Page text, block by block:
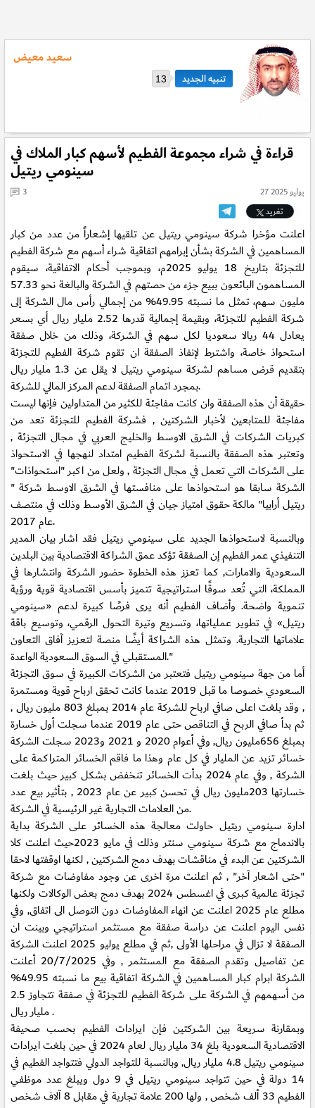
سعيد معيض
13
قراءة في شراء مجموعة الفطيم لأسهم كبار الملاك في
سينومي ريتيل
27 يوليو 2025
3
تغريد
اعلنت مؤخرا شركة سينومي ريتيل عن تلقيها إشعاراً من عدد من كبار
المساهمين في الشركة بشأن إبرامهم اتفاقية شراء أسهم مع شركة الفطيم
للتجزئة بتاريخ 18 يوليو 2025م، وبموجب أحكام الاتفاقية، سيقوم
المساهمون البائعون ببيع جزء من حصتهم في الشركة والبالغة نحو 57.33
مليون سهم، تمثل ما نسبته 49.95% من إجمالي رأس مال الشركة إلى
شركة الفطيم للتجزئة، وبقيمة إجمالية قدرها 2.52 مليار ريال أي بسعر
يعادل 44 ريالا سعوديا لكل سهم في الشركة، وذلك من خلال صفقة
استحواذ خاصة، واشترط لإنفاذ الصفقة ان تقوم شركة الفطيم للتجزئة
بتقديم قرض مساهم لشركة سينومي ريتيل لا يقل عن 1.3 مليار ريال
بمجرد اتمام الصفقة لدعم المركز المالي للشركة.
حقيقة أن هذه الصفقة وان كانت مفاجئة للكثير من المتداولين فإنها ليست
مفاجئة للمتابعين لأخبار الشركتين , فشركة الفطيم للتجزئة تعد من
كبريات الشركات في الشرق الاوسط والخليج العربي في مجال التجزئة ,
وتعتبر هذه الصفقة بالنسبة لشركة الفطيم امتداد لنهجها في الاستحواذ
على الشركات التي تعمل في مجال التجزئة , ولعل من اكبر "استحواذات"
الشركة سابقا هو استحواذها على منافستها في الشرق الاوسط شركة "
ريتيل أرابيا" مالكة حقوق امتياز جيان في الشرق الأوسط وذلك في منتصف
عام 2017.
وبالنسبة لاستحواذها الجديد على سينومي ريتيل فقد اشار بيان المدير
التنفيذي عمر الفطيم إن الصفقة تؤكد عمق الشراكة الاقتصادية بين البلدين
السعودية والامارات, كما تعزز هذه الخطوة حضور الشركة وانتشارها في
المملكة، التي تُعد سوقًا استراتيجية تتميز بأسس اقتصادية قوية ورؤية
تنموية واضحة. وأضاف الفطيم أنه يرى فرصًا كبيرة لدعم «سينومي
ريتيل» في تطوير عملياتها، وتسريع وتيرة التحول الرقمي، وتوسيع باقة
علاماتها التجارية. وتمثل هذه الشراكة أيضًا منصة لتعزيز آفاق التعاون
المستقبلي في السوق السعودية الواعدة."
أما من جهة سينومي ريتيل فتعتبر من الشركات الكبيرة في سوق التجزئة
السعودي خصوصا ما قبل 2019 عندما كانت تحقق ارباح قوية ومستمرة
, وقد بلغت اعلى صافي ارباح للشركة عام 2014 بمبلغ 803 مليون ريال ,
ثم بدأ صافي الربح في التناقص حتى عام 2019 عندما سجلت أول خسارة
بمبلغ 656مليون ريال, وفي أعوام 2020 و 2021 و2023 سجلت الشركة
خسائر تزيد عن المليار في كل عام وهذا ما فاقم الخسائر المتراكمة على
الشركة , وفي عام 2024 بدأت الخسائر تنخفض بشكل كبير حيث بلغت
خسارتها 203مليون ريال في تحسن كبير عن عام 2023 , بتأثير بيع عدد
من العلامات التجارية غير الرئيسية في الشركة.
ادارة سينومي ريتيل حاولت معالجة هذه الخسائر على الشركة بداية
بالاندماج مع شركة سينومي سنتر وذلك في مايو 2023حيث اعلنت كلا
الشركتين عن البدء في مناقشات بهدف دمج الشركتين , لكنها اوقفتها لاحقا
"حتى اشعار آخر" , ثم اعلنت مرة اخرى عن وجود مفاوضات مع شركة
تجزئة عالمية كبرى في اغسطس 2024 بهدف دمج بعض الوكالات ولكنها
مطلع عام 2025 اعلنت عن انهاء المفاوضات دون التوصل الى اتفاق, وفي
نفس اليوم اعلنت عن دراسة صفقة مع مستثمر استراتيجي وبينت ان
الصفقة لا تزال في مراحلها الأولى ,ثم في مطلع يوليو 2025 اعلنت الشركة
عن تفاصيل وتقدم الصفقة مع المستثمر , وفي 20/7/2025 أعلنت
الشركة ابرام كبار المساهمين في الشركة اتفاقية بيع ما نسبته 49.95%
من أسهمهم في الشركة على شركة الفطيم للتجزئة في صفقة تتجاوز 2.5
مليار ريال .
وبمقارنة سريعة بين الشركتين فإن ايرادات الفطيم بحسب صحيفة
الاقتصادية السعودية بلغ 34 مليار ريال لعام 2024 في حين بلغت ايرادات
سينومي ريتيل 4.8 مليار ريال, وبالنسبة للتواجد الدولي فتتواجد الفطيم في
14 دولة في حين تتواجد سينومي ريتيل في 9 دول ويبلغ عدد موظفي
الفطيم 33 ألف شخص , ولها 200 علامة تجارية في مقابل 8 آلاف شخص